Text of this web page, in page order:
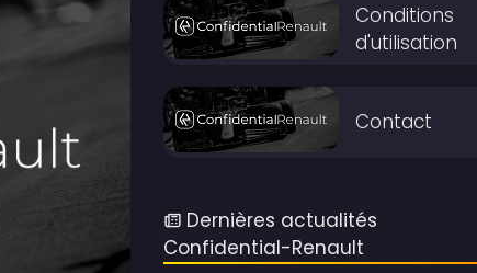
Conditions
d'utilisation
Contact
Dernières actualités
Confidential-Renault